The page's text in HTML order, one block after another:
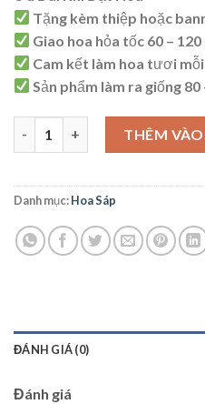
Tặng kèm thiệp hoặc
Giao hoa hỏa tốc 60 –
Cam kết làm hoa tươi
Sản phẩm làm ra giống 80
THÊM
Danh mục:Hoa Sáp
ĐÁNH GIÁ (0)
Đánh giá